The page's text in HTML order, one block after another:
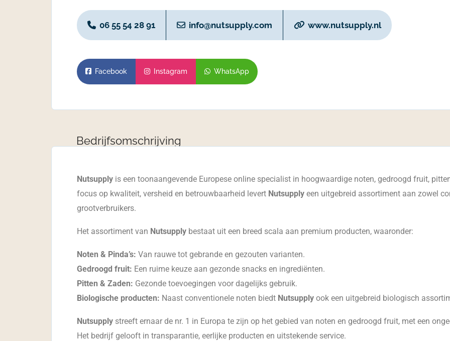
06 55 54 28 91 info@nutsupply.com www.nutsupply.nl
Facebook Instagram WhatsApp
Bedrijfsomschrijving
Nutsupply is een toonaangevende Europese online specialist in hoogwaardige noten, gedroogd fruit,
focus op kwaliteit, versheid en betrouwbaarheid levert Nutsupply een uitgebreid assortiment aan zowel
grootverbruikers.
Het assortiment van Nutsupply bestaat uit een breed scala aan premium producten, waaronder:
Noten & Pinda’s: Van rauwe tot gebrande en gezouten varianten.
Gedroogd fruit: Een ruime keuze aan gezonde snacks en ingrediënten.
Pitten & Zaden: Gezonde toevoegingen voor dagelijks gebruik.
Biologische producten: Naast conventionele noten biedt Nutsupply ook een uitgebreid biologisch
Nutsupply streeft ernaar de nr. 1 in Europa te zijn op het gebied van noten en gedroogd fruit, met een
Het bedrijf gelooft in transparantie, eerlijke producten en uitstekende service.